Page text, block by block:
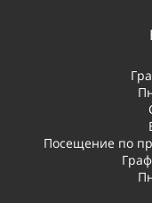
Посещение по